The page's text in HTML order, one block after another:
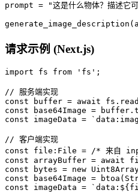
prompt = "这是什么物体？描述它
请求示例 (Next.js)
import fs from 'fs';
// 服务端实现
const buffer = await
const base64Image =
const imageData =
// 客户端实现
const file:File = /* 来自
const arrayBuffer = await
const bytes = new
const base64Image =
const imageData =